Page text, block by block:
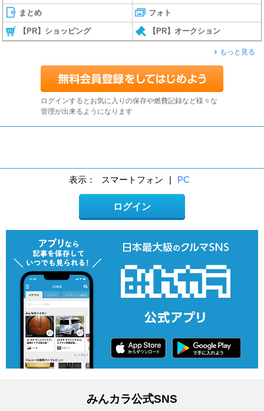
まとめ フォト
【PR】ショッピング 【PR】オークション
もっと見る
ログインするとお気に入りの保存や燃費記録など様々な
管理が出来るようになります
表示： スマートフォン | PC
ログイン
みんカラ公式SNS